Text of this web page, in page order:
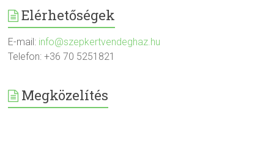
Elérhetőségek
E-mail: info@szepkertvendeghaz.hu
Telefon: +36 70 5251821
Megközelítés